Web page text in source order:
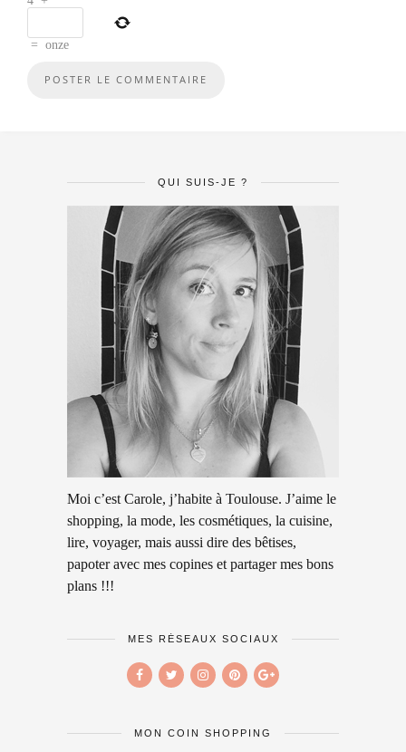
= onze
QUI SUIS-JE ?
Moi c’est Carole, j’habite à Toulouse. J’aime le
shopping, la mode, les cosmétiques, la cuisine,
lire, voyager, mais aussi dire des bêtises,
papoter avec mes copines et partager mes bons
plans !!!
MES RÉSEAUX SOCIAUX
MON COIN SHOPPING